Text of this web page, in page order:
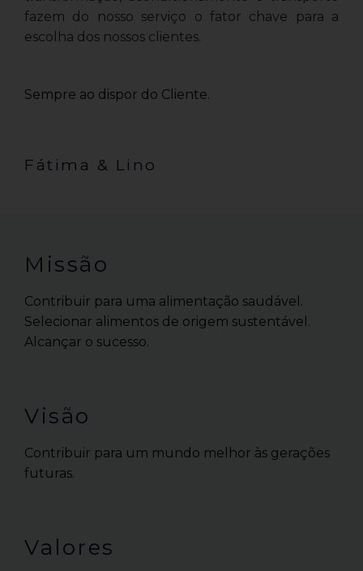
fazem do nosso serviço o fator chave para a
escolha dos nossos clientes.
Sempre ao dispor do Cliente.
Fátima & Lino
Missão
Contribuir para uma alimentação saudável.
Selecionar alimentos de origem sustentável.
Alcançar o sucesso.
Visão
Contribuir para um mundo melhor às gerações
futuras.
Valores